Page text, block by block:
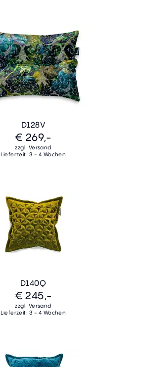
D128V
€ 269,-
zzgl. Versand
Lieferzeit: 3 - 4 Wochen
D140Q
€ 245,-
zzgl. Versand
Lieferzeit: 3 - 4 Wochen